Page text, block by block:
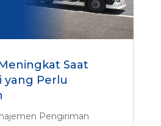
Saat
yang Perlu
Pengiriman